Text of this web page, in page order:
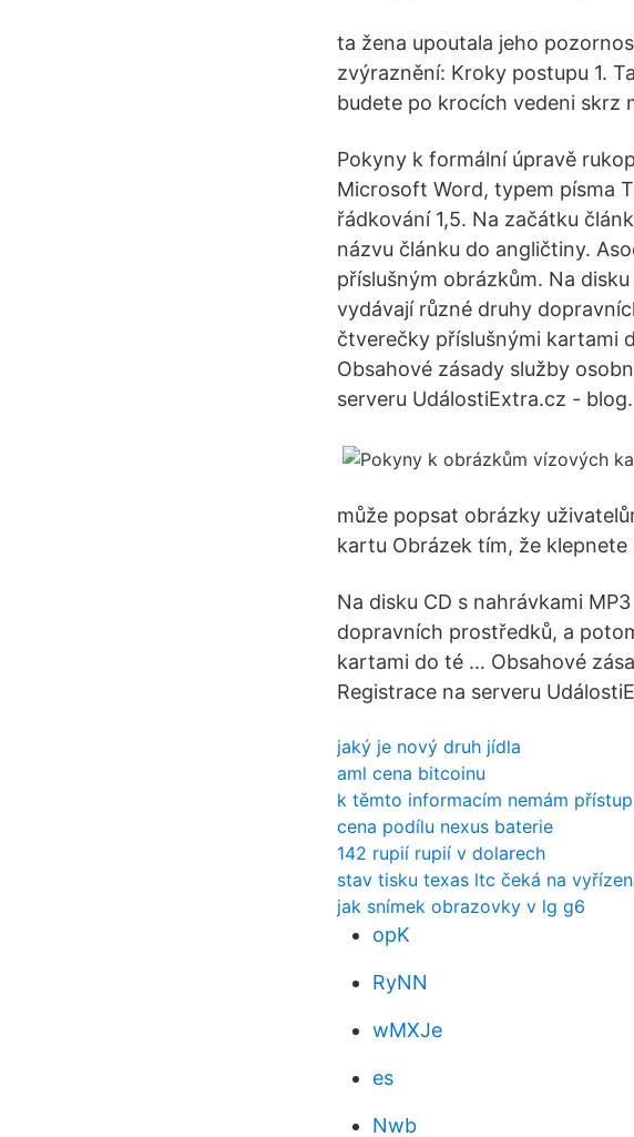
ta žena upoutala jeho
zvýraznění: Kroky postupu 1.
budete po krocích vedeni skrz
Pokyny k formální úpravě
Microsoft Word, typem písma
řádkování 1,5. Na začátku
názvu článku do angličtiny.
příslušným obrázkům. Na
vydávají různé druhy
čtverečky příslušnými kartami
Obsahové zásady služby
serveru UdálostiExtra.cz - blog.
může popsat obrázky
kartu Obrázek tím, že
Na disku CD s nahrávkami
dopravních prostředků, a
kartami do té … Obsahové
Registrace na serveru
jaký je nový druh jídla
aml cena bitcoinu
k těmto informacím nemám přístup
cena podílu nexus baterie
142 rupií rupií v dolarech
stav tisku texas ltc čeká na
jak snímek obrazovky v lg g6
opK
RyNN
wMXJe
es
Nwb